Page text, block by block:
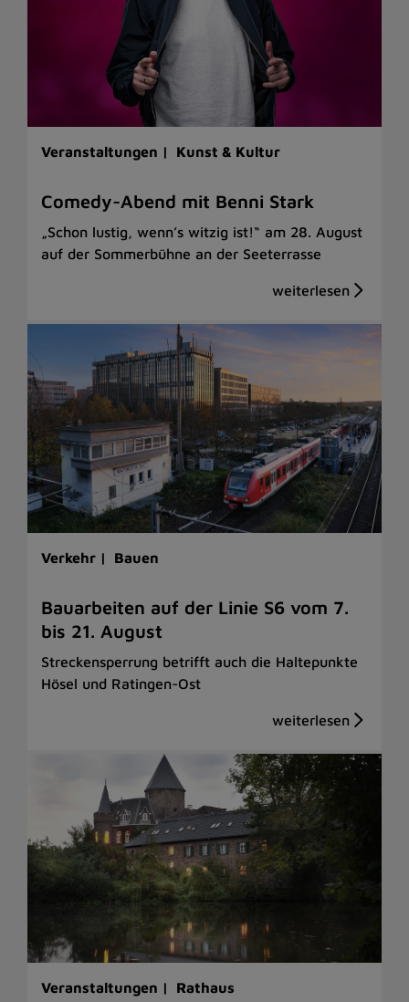
Veranstaltungen | Kunst & Kultur
Comedy-Abend mit Benni Stark
„Schon lustig, wenn’s witzig ist!“ am 28. August
auf der Sommerbühne an der Seeterrasse
Verkehr | Bauen
Bauarbeiten auf der Linie S6 vom 7.
bis 21. August
Streckensperrung betrifft auch die Haltepunkte
Hösel und Ratingen-Ost
Veranstaltungen | Rathaus